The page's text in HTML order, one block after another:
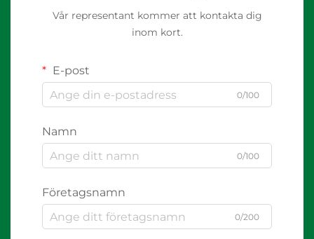
Vår representant kommer att kontakta dig
inom kort.
E-post
0/100
Namn
0/100
Företagsnamn
0/200